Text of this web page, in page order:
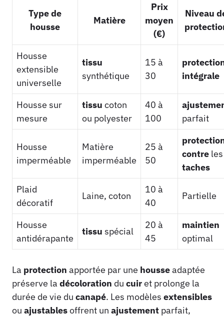
Type de
housse
Matière
Prix
moyen
(€)
Niveau
Housse
extensible
universelle
tissu
synthétique
15 à
30
intégrale
Housse sur
mesure
tissu coton
ou polyester
40 à
100
parfait
Housse
imperméable
Matière
imperméable
25 à
50
contre les
taches
Plaid
décoratif
Laine, coton
10 à
40
Partielle
Housse
antidérapante
tissu spécial
20 à
45
maintien
optimal
La protection apportée par une housseadaptée
préserve la décoloration du cuiret prolonge la
durée de vie du canapé. Les modèles extensibles
ou ajustablesoffrent un ajustement parfait,